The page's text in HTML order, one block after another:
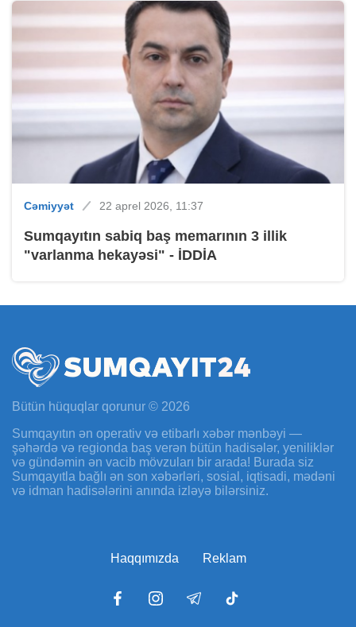
Cəmiyyət 22 aprel 2026, 11:37
Sumqayıtın sabiq baş memarının 3 illik
"varlanma hekayəsi" - İDDİA
Bütün hüquqlar qorunur © 2026
Sumqayıtın ən operativ və etibarlı xəbər mənbəyi —
şəhərdə və regionda baş verən bütün hadisələr, yeniliklər
və gündəmin ən vacib mövzuları bir arada! Burada siz
Sumqayıtla bağlı ən son xəbərləri, sosial, iqtisadi, mədəni
və idman hadisələrini anında izləyə bilərsiniz.
Haqqımızda Reklam